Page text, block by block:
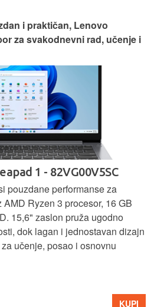
i praktičan, Lenovo
za svakodnevni rad, učenje i
1 - 82VG00V5SC
pouzdane performanse za
Ryzen 3 procesor, 16 GB
15,6" zaslon pruža ugodno
dok lagan i jednostavan dizajn
učenje, posao i osnovnu
KUPI